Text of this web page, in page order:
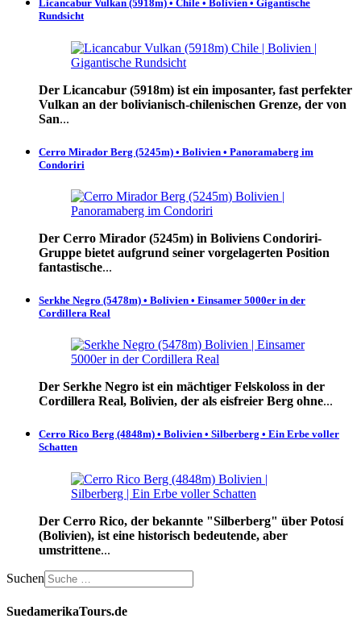
Licancabur Vulkan (5918m) • Chile • Bolivien • Gigantische
Rundsicht
Der Licancabur (5918m) ist ein imposanter, fast perfekter
Vulkan an der bolivianisch-chilenischen Grenze, der von
San...
Cerro Mirador Berg (5245m) • Bolivien • Panoramaberg im
Condoriri
Der Cerro Mirador (5245m) in Boliviens Condoriri-
Gruppe bietet aufgrund seiner vorgelagerten Position
fantastische...
Serkhe Negro (5478m) • Bolivien • Einsamer 5000er in der
Cordillera Real
Der Serkhe Negro ist ein mächtiger Felskoloss in der
Cordillera Real, Bolivien, der als eisfreier Berg ohne...
Cerro Rico Berg (4848m) • Bolivien • Silberberg • Ein Erbe voller
Schatten
Der Cerro Rico, der bekannte "Silberberg" über Potosí
(Bolivien), ist eine historisch bedeutende, aber
umstrittene...
Suchen
SuedamerikaTours.de